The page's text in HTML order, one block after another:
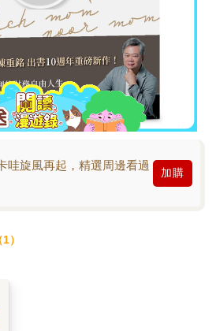
哇旋風再起，精選周邊看過
加購